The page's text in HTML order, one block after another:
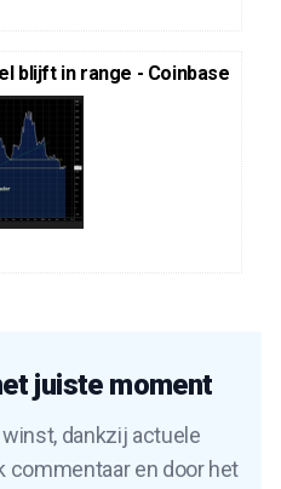
blijft in range - Coinbase
juiste moment
dankzij actuele
commentaar en door het